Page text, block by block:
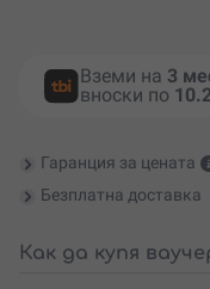
Вземи на 3
вноски по
Гаранция за цената
Безплатна доставка
Как да купя